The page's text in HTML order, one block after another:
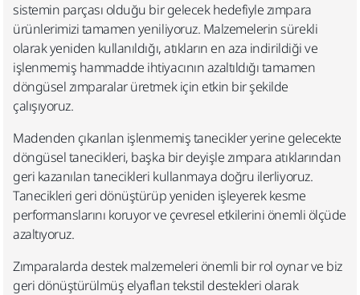
sistemin parçası olduğu bir gelecek hedefiyle zımpara
ürünlerimizi tamamen yeniliyoruz. Malzemelerin sürekli
olarak yeniden kullanıldığı, atıkların en aza indirildiği ve
işlenmemiş hammadde ihtiyacının azaltıldığı tamamen
döngüsel zımparalar üretmek için etkin bir şekilde
çalışıyoruz.​
Madenden çıkarılan işlenmemiş tanecikler yerine gelecekte
döngüsel tanecikleri, başka bir deyişle zımpara atıklarından
geri kazanılan tanecikleri kullanmaya doğru ilerliyoruz.
Tanecikleri geri dönüştürüp yeniden işleyerek kesme
performanslarını koruyor ve çevresel etkilerini önemli ölçüde
azaltıyoruz.​
Zımparalarda destek malzemeleri önemli bir rol oynar ve biz
geri dönüştürülmüş elyafları tekstil destekleri olarak